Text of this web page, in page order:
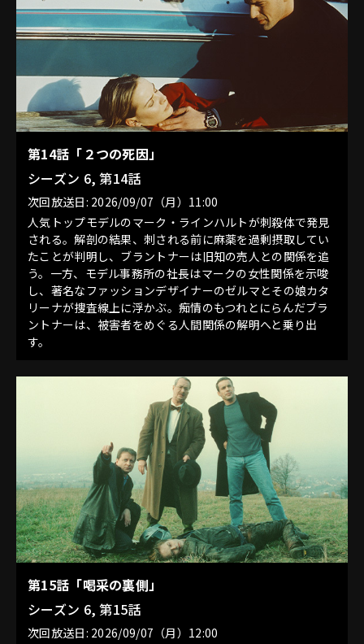
第14話「２つの死因」
シーズン 6, 第14話
次回放送日: 2026/09/07（月）11:00
人気トップモデルのマーク・ラインハルトが刺殺体で発見
される。解剖の結果、刺される前に麻薬を過剰摂取してい
たことが判明し、ブラントナーは旧知の売人との関係を追
う。一方、モデル事務所の社長はマークの女性関係を示唆
し、著名なファッションデザイナーのゼルマとその娘カタ
リーナが捜査線上に浮かぶ。痴情のもつれとにらんだブラ
ントナーは、被害者をめぐる人間関係の解明へと乗り出
す。
第15話「喝采の裏側」
シーズン 6, 第15話
次回放送日: 2026/09/07（月）12:00